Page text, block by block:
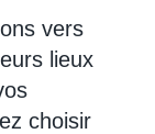
vers
lieux
choisir